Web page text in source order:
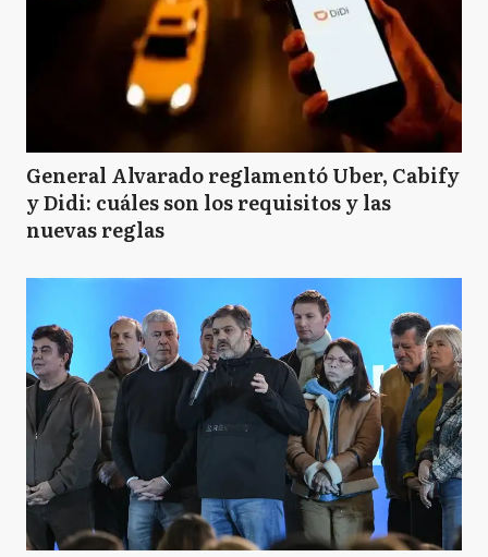
General Alvarado reglamentó Uber, Cabify
y Didi: cuáles son los requisitos y las
nuevas reglas